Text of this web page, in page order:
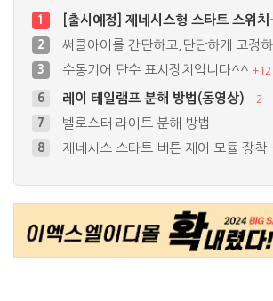
6 레이 테일램프 분해 방법(동영상) +2
7 벨로스터 라이트 분해 방법
8 제네시스 스타트 버튼 제어 모듈 장
4 급정거시 동작하는 보조브레이크 모
5 뉴EF 계기판 (수퍼비젼 모듈 적용)+13
1 [출시예정] 제네시스형 스타트 스위
2 써클아이를 간단하고,단단하게 고정
3 수동기어 단수 표시장치입니다^^ +12